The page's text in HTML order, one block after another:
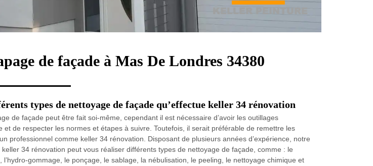
de façade à Mas De Londres 34380
types de nettoyage de façade qu’effectue keller 34 rénovation
de façade peut être fait soi-même, cependant il est nécessaire d’avoir les outillages
et de respecter les normes et étapes à suivre. Toutefois, il serait préférable de remettre les
professionnel comme keller 34 rénovation. Disposant de plusieurs années d’expérience, notre
34 rénovation peut vous réaliser différents types de nettoyage de façade, comme : le
l’hydro-gommage, le ponçage, le sablage, la nébulisation, le peeling, le nettoyage chimique et